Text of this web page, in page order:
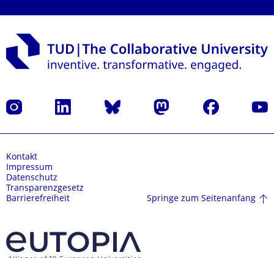
Instagram LinkedIn Bluesky Mastodon Facebook
Kontakt
Impressum
Datenschutz
Transparenzgesetz
Barrierefreiheit
Springe zum Seitenanfang